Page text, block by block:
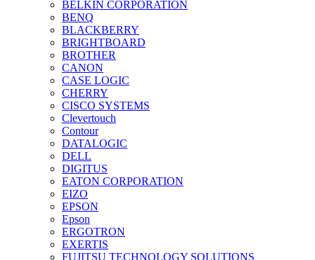
BELKIN CORPORATION
BENQ
BLACKBERRY
BRIGHTBOARD
BROTHER
CANON
CASE LOGIC
CHERRY
CISCO SYSTEMS
Clevertouch
Contour
DATALOGIC
DELL
DIGITUS
EATON CORPORATION
EIZO
EPSON
Epson
ERGOTRON
EXERTIS
FUJITSU TECHNOLOGY SOLUTIONS